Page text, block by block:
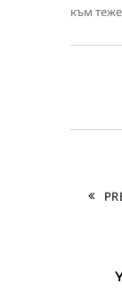
към